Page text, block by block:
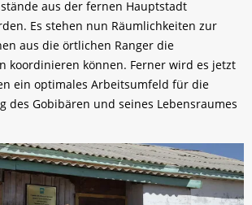
aus der fernen Hauptstadt
Es stehen nun Räumlichkeiten zur
aus die örtlichen Ranger die
koordinieren können. Ferner wird es jetzt
ein optimales Arbeitsumfeld für die
des Gobibären und seines Lebensraumes